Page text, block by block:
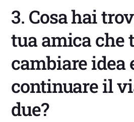
3. Cosa hai
tua amica che
cambiare idea
continuare il
due?